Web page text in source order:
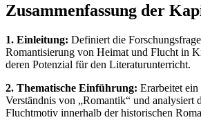
Zusammenfassung der
1. Einleitung: Definiert die
Romantisierung von Heimat und Flucht in
deren Potenzial für den Literaturunterricht.
2. Thematische Einführung: Erarbeitet
Verständnis von „Romantik“ und analysiert
Fluchtmotiv innerhalb der historischen